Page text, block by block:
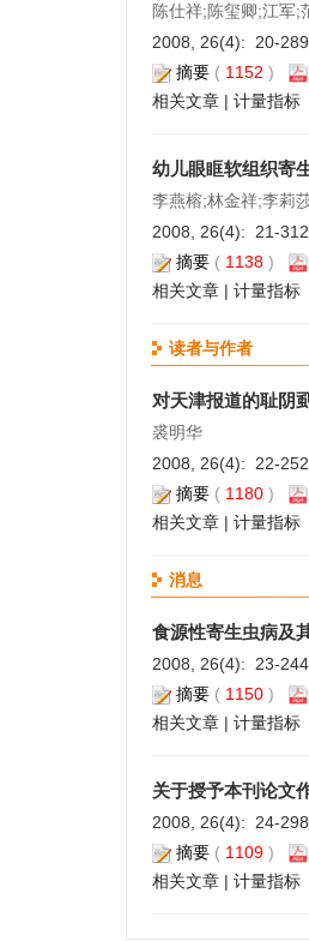
陈仕祥;陈玺卿;江军;
2008, 26(4): 20-
摘要 ( 1152 )
相关文章 | 计量指标
幼儿眼眶软组织寄
李燕榕;林金祥;李莉
2008, 26(4): 21-
摘要 ( 1138 )
相关文章 | 计量指标
读者与作者
对天津报道的耻阴
裘明华
2008, 26(4): 22-
摘要 ( 1180 )
相关文章 | 计量指标
消息
食源性寄生虫病及
2008, 26(4): 23-
摘要 ( 1150 )
相关文章 | 计量指标
关于授予本刊论文
2008, 26(4): 24-
摘要 ( 1109 )
相关文章 | 计量指标